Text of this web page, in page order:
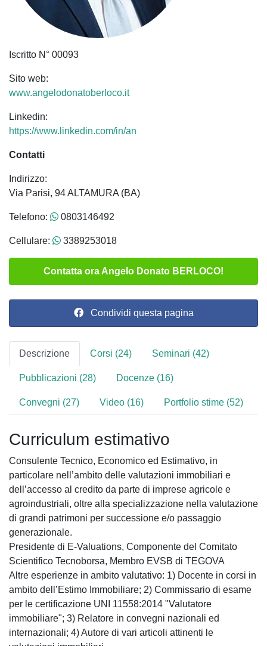
Iscritto N° 00093
Sito web:
www.angelodonatoberloco.it
Linkedin:
https://www.linkedin.com/in/an
Contatti
Indirizzo:
Via Parisi, 94 ALTAMURA (BA)
Telefono: 0803146492
Cellulare: 3389253018
Contatta ora Angelo Donato BERLOCO!
Condividi questa pagina
Descrizione Corsi (24) Seminari (42)
Pubblicazioni (28) Docenze (16)
Convegni (27) Video (16) Portfolio stime (52)
Curriculum estimativo
Consulente Tecnico, Economico ed Estimativo, in
particolare nell’ambito delle valutazioni immobiliari e
dell’accesso al credito da parte di imprese agricole e
agroindustriali, oltre alla specializzazione nella valutazione
di grandi patrimoni per successione e/o passaggio
generazionale.
Presidente di E-Valuations, Componente del Comitato
Scientifico Tecnoborsa, Membro EVSB di TEGOVA
Altre esperienze in ambito valutativo: 1) Docente in corsi in
ambito dell’Estimo Immobiliare; 2) Commissario di esame
per le certificazione UNI 11558:2014 "Valutatore
immobiliare"; 3) Relatore in convegni nazionali ed
internazionali; 4) Autore di vari articoli attinenti le